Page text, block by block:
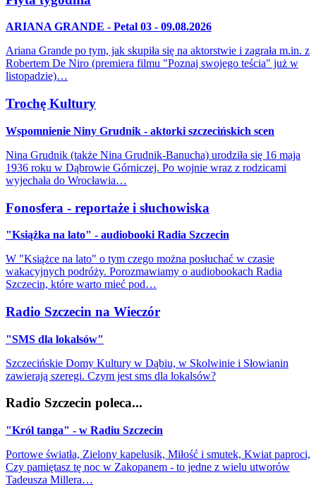
ARIANA GRANDE - Petal 03 - 09.08.2026
Ariana Grande po tym, jak skupiła się na aktorstwie i zagrała m.in. z
Robertem De Niro (premiera filmu "Poznaj swojego teścia" już w
listopadzie)…
Trochę Kultury
Wspomnienie Niny Grudnik - aktorki szczecińskich scen
Nina Grudnik (także Nina Grudnik-Banucha) urodziła się 16 maja
1936 roku w Dąbrowie Górniczej. Po wojnie wraz z rodzicami
wyjechała do Wrocławia…
Fonosfera - reportaże i słuchowiska
"Książka na lato" - audiobooki Radia Szczecin
W "Książce na lato" o tym czego można posłuchać w czasie
wakacyjnych podróży. Porozmawiamy o audiobookach Radia
Szczecin, które warto mieć pod…
Radio Szczecin na Wieczór
"SMS dla lokalsów"
Szczecińskie Domy Kultury w Dąbiu, w Skolwinie i Słowianin
zawierają szeregi. Czym jest sms dla lokalsów?
Radio Szczecin poleca...
"Król tanga" - w Radiu Szczecin
Portowe światła, Zielony kapelusik, Miłość i smutek, Kwiat paproci,
Czy pamiętasz tę noc w Zakopanem - to jedne z wielu utworów
Tadeusza Millera…